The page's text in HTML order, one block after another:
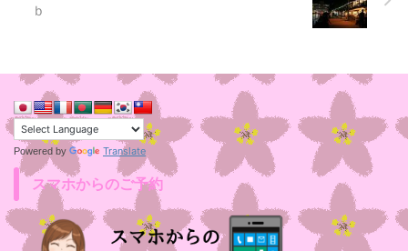
ｂ
Powered by Translate
スマホからのご予約